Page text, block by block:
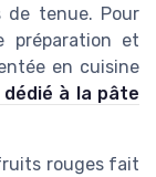
de tenue. Pour
préparation et
en cuisine
à la pâte
rouges fait